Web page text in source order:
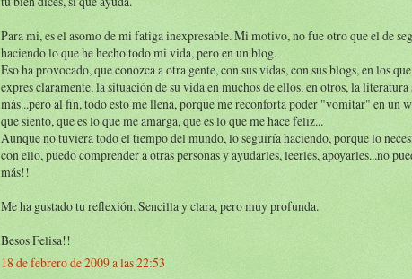
Para mi, es el asomo de mi fatiga inexpresable. Mi motivo, no fue otro que el de
haciendo lo que he hecho todo mi vida, pero en un blog.
Eso ha provocado, que conozca a otra gente, con sus vidas, con sus blogs, en los
expres claramente, la situación de su vida en muchos de ellos, en otros, la literatura
más...pero al fin, todo esto me llena, porque me reconforta poder "vomitar" en un
que siento, que es lo que me amarga, que es lo que me hace feliz...
Aunque no tuviera todo el tiempo del mundo, lo seguiría haciendo, porque lo
con ello, puedo comprender a otras personas y ayudarles, leerles, apoyarles...no
más!!
Me ha gustado tu reflexión. Sencilla y clara, pero muy profunda.
Besos Felisa!!
18 de febrero de 2009 a las 22:53